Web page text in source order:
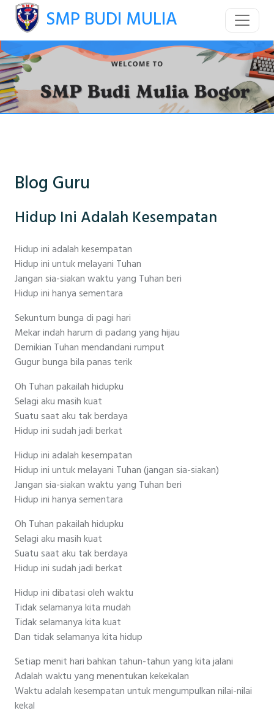
SMP BUDI MULIA
Blog Guru
Hidup Ini Adalah Kesempatan
Hidup ini adalah kesempatan
Hidup ini untuk melayani Tuhan
Jangan sia-siakan waktu yang Tuhan beri
Hidup ini hanya sementara
Sekuntum bunga di pagi hari
Mekar indah harum di padang yang hijau
Demikian Tuhan mendandani rumput
Gugur bunga bila panas terik
Oh Tuhan pakailah hidupku
Selagi aku masih kuat
Suatu saat aku tak berdaya
Hidup ini sudah jadi berkat
Hidup ini adalah kesempatan
Hidup ini untuk melayani Tuhan (jangan sia-siakan)
Jangan sia-siakan waktu yang Tuhan beri
Hidup ini hanya sementara
Oh Tuhan pakailah hidupku
Selagi aku masih kuat
Suatu saat aku tak berdaya
Hidup ini sudah jadi berkat
Hidup ini dibatasi oleh waktu
Tidak selamanya kita mudah
Tidak selamanya kita kuat
Dan tidak selamanya kita hidup
Setiap menit hari bahkan tahun-tahun yang kita jalani
Adalah waktu yang menentukan kekekalan
Waktu adalah kesempatan untuk mengumpulkan nilai-nilai
kekal